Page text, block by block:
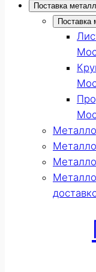
Поставка
Поставка